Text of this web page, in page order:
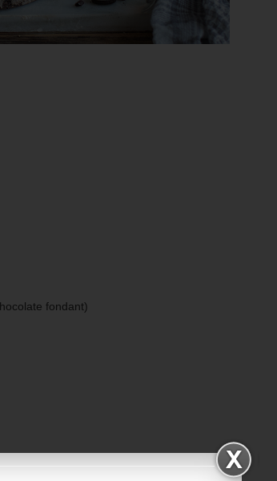
fondant)